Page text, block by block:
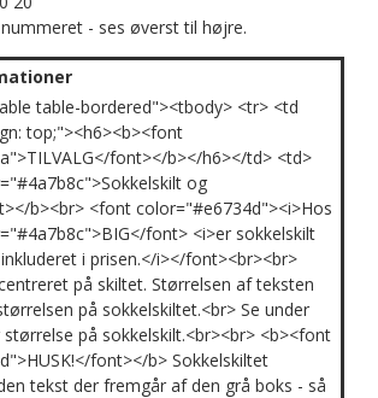
- ses øverst til højre.
table-bordered"><tbody> <tr> <td
top;"><h6><b><font
font></b></h6></td> <td>
og
b><br> <font color="#e6734d"><i>Hos
font> <i>er sokkelskilt
i prisen.</i></font><br><br>
på skiltet. Størrelsen af teksten
på sokkelskiltet.<br> Se under
på sokkelskilt.<br><br> <b><font
font></b> Sokkelskiltet
tekst der fremgår af den grå boks - så